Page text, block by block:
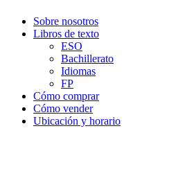
Sobre nosotros
Libros de texto
ESO
Bachillerato
Idiomas
FP
Cómo comprar
Cómo vender
Ubicación y horario